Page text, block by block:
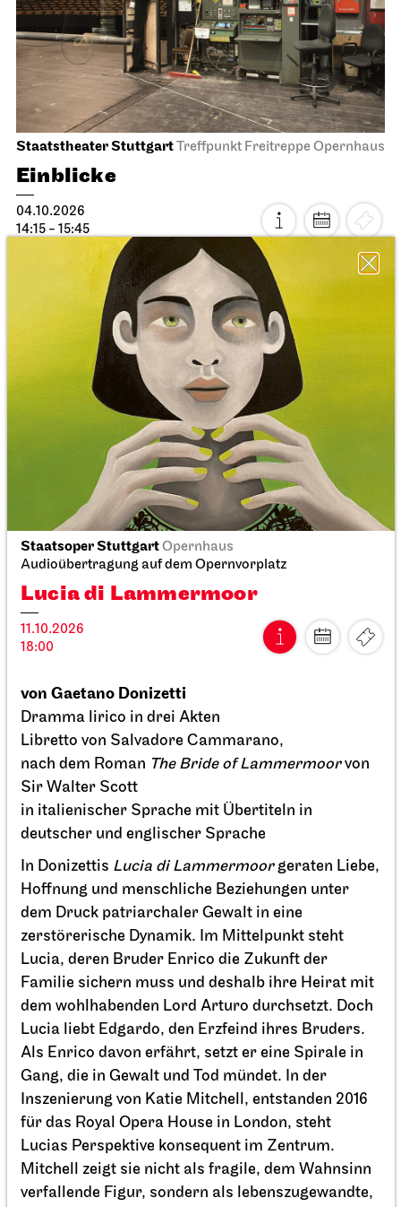
Staatsoper StuttgartOpernhaus
Audioübertragung auf dem Opernvorplatz
Lucia di Lammermoor
11.10.2026
18:00
von Gaetano Donizetti
Dramma lirico in drei Akten
Libretto von Salvadore Cammarano,
nach dem Roman The Bride of Lammermoorvon
Sir Walter Scott
in italienischer Sprache mit Übertiteln in
deutscher und englischer Sprache
In Donizettis Lucia di Lammermoorgeraten Liebe,
Hoffnung und menschliche Beziehungen unter
dem Druck patriarchaler Gewalt in eine
zerstörerische Dynamik. Im Mittelpunkt steht
Lucia, deren Bruder Enrico die Zukunft der
Familie sichern muss und deshalb ihre Heirat mit
dem wohlhabenden Lord Arturo durchsetzt. Doch
Lucia liebt Edgardo, den Erzfeind ihres Bruders.
Als Enrico davon erfährt, setzt er eine Spirale in
Gang, die in Gewalt und Tod mündet. In der
Inszenierung von Katie Mitchell, entstanden 2016
für das Royal Opera House in London, steht
Lucias Perspektive konsequent im Zentrum.
Mitchell zeigt sie nicht als fragile, dem Wahnsinn
verfallende Figur, sondern als lebenszugewandte,
Staatstheater StuttgartTreffpunkt Freitreppe Opernhaus
Einblicke
04.10.2026
14:15 - 15:45
Staatstheater Stuttgart Treffpunkt Freitreppe Opernhaus
Einblicke für Kinder
Staatsoper StuttgartOpernhaus
Wieder im Repertoire, Audioübertragung auf dem
Opernvorplatz
Tosca
04.10.2026
18:00 - 20:30